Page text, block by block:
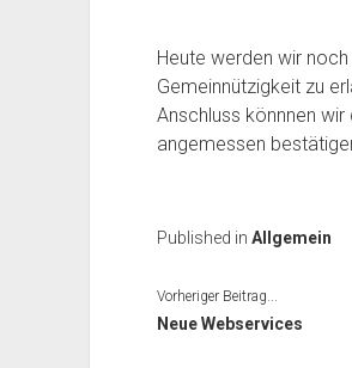
Heute werden wir
Gemeinnützigkeit zu
Anschluss könnnen
angemessen
Published in Allgemein
Vorheriger Beitrag...
Neue Webservices